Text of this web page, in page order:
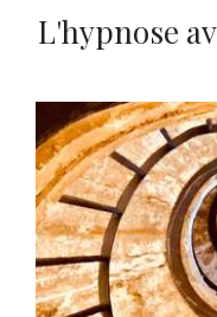
L'hypnose